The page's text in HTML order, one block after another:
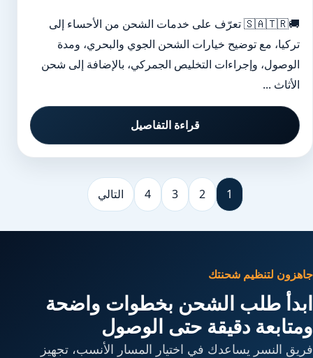
🚚🇸🇦🇹🇷 تعرّف على خدمات الشحن من الأحساء إلى
تركيا، مع توضيح خيارات الشحن الجوي والبحري، ومدة
الوصول، وإجراءات التخليص الجمركي، بالإضافة إلى شحن
الأثاث ...
قراءة التفاصيل
1
2
3
4 التالي
جاهزون لتنظيم شحنتك
ابدأ طلب الشحن بخطوات واضحة
ومتابعة دقيقة حتى الوصول
فريق النسر يساعدك في اختيار المسار الأنسب، تجهيز